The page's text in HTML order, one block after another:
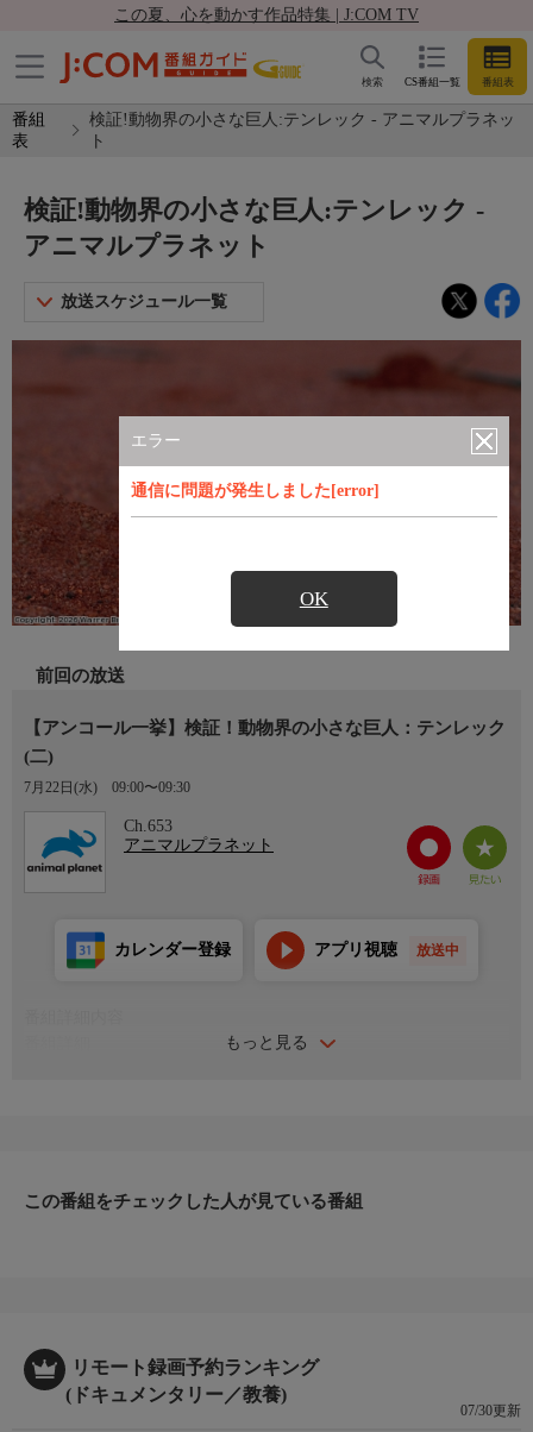
この夏、心を動かす作品特集 | J:COM TV
CS番組一覧 番組表
検索
番組
表
検証!動物界の小さな巨人:テンレック - アニマルプラネッ
ト
エラー
通信に問題が発生しました[error]
OK
検証!動物界の小さな巨人:テンレック -
アニマルプラネット
放送スケジュール一覧
前回の放送
【アンコール一挙】検証！動物界の小さな巨人：テンレック
(二)
7月22日(水) 09:00〜09:30
Ch.653
アニマルプラネット
もっと見る
カレンダー登録 アプリ視聴 放送中
この番組をチェックした人が見ている番組
リモート録画予約ランキング
(ドキュメンタリー／教養)
07/30更新